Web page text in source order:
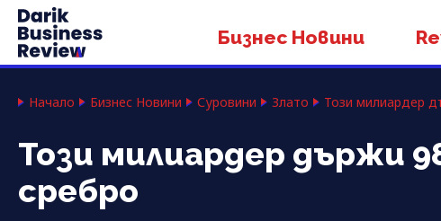
Бизнес Новини
Начало Бизнес Новини Суровини Злато Този милиардер
Този милиардер държи
сребро